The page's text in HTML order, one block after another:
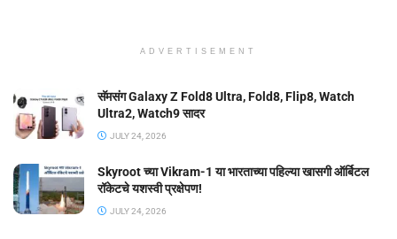
ADVERTISEMENT
सॅमसंग Galaxy Z Fold8 Ultra, Fold8, Flip8, Watch
Ultra2, Watch9 सादर
JULY 24, 2026
Skyroot च्या Vikram-1 या भारताच्या पहिल्या खासगी ऑर्बिटल
रॉकेटचे यशस्वी प्रक्षेपण!
JULY 24, 2026